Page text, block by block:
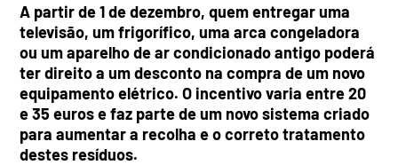
A partir de 1 de dezembro, quem entregar uma
televisão, um frigorífico, uma arca congeladora
ou um aparelho de ar condicionado antigo poderá
ter direito a um desconto na compra de um novo
equipamento elétrico. O incentivo varia entre 20
e 35 euros e faz parte de um novo sistema criado
para aumentar a recolha e o correto tratamento
destes resíduos.